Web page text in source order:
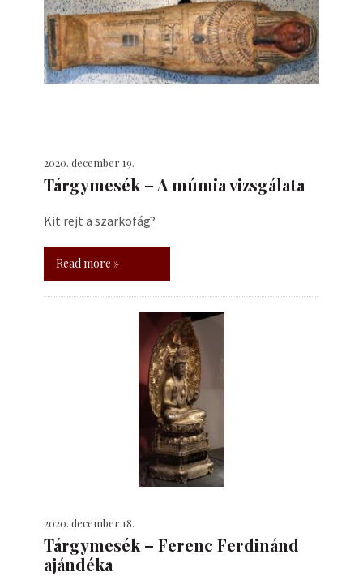
2020. december 19.
Tárgymesék – A múmia vizsgálata
Kit rejt a szarkofág?
Read more »
2020. december 18.
Tárgymesék – Ferenc Ferdinánd
ajándéka